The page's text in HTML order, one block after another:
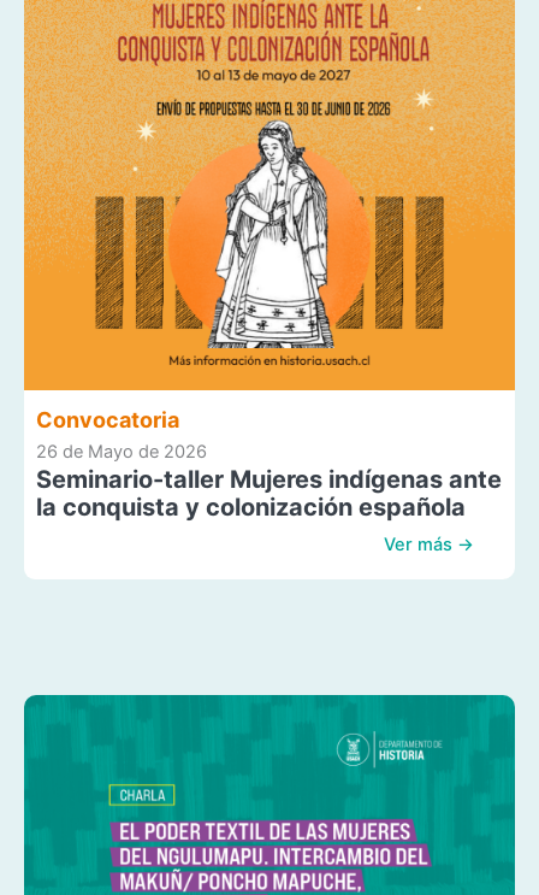
Convocatoria
26 de Mayo de 2026
Seminario-taller Mujeres indígenas ante
la conquista y colonización española
Ver más →